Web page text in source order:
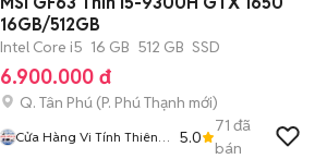
16GB/512GB
Intel Core i5 16 GB 512 GB SSD
6.900.000 đ
Q. Tân Phú (P. Phú Thạnh mới)
Cửa Hàng Vi Tính Thiên
5.0
71 đã
bán